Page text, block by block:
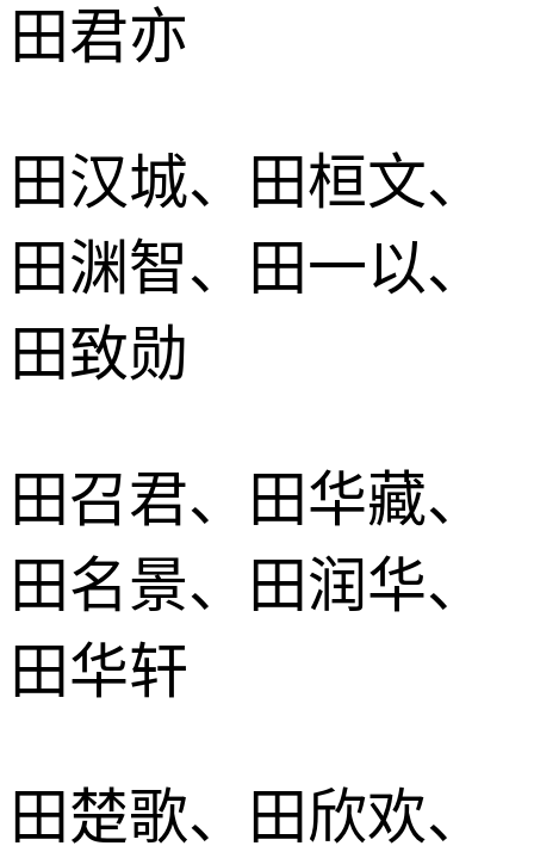
田君亦
田汉城、田桓文、
田渊智、田一以、
田致勋
田召君、田华藏、
田名景、田润华、
田华轩
田楚歌、田欣欢、